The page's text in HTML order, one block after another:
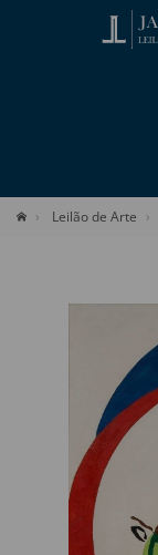
Leilão de Arte